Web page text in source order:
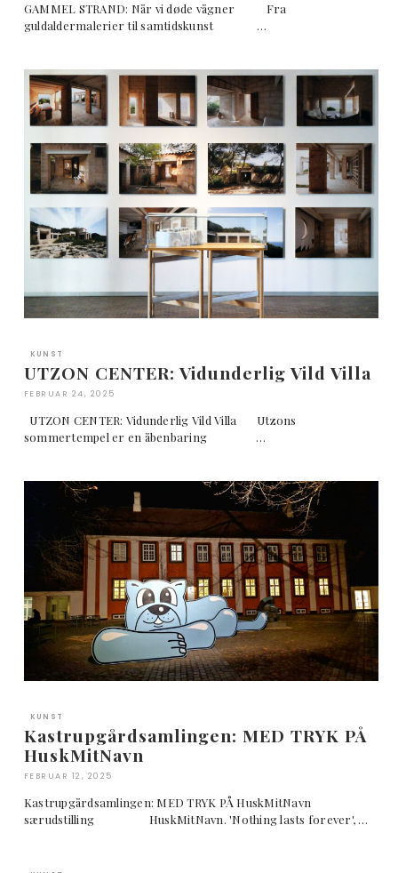
GAMMEL STRAND: Når vi døde vågner Fra
guldaldermalerier til samtidskunst …
KUNST
UTZON CENTER: Vidunderlig Vild Villa
FEBRUAR 24, 2025
UTZON CENTER: Vidunderlig Vild Villa Utzons
sommertempel er en åbenbaring …
KUNST
Kastrupgårdsamlingen: MED TRYK PÅ
HuskMitNavn
FEBRUAR 12, 2025
Kastrupgårdsamlingen: MED TRYK PÅ HuskMitNavn
særudstilling HuskMitNavn. 'Nothing lasts forever', …